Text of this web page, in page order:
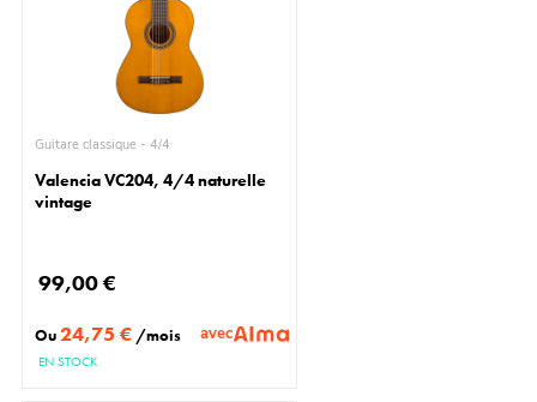
Guitare classique - 4/4
Valencia VC204, 4/4 naturelle
vintage
99,00 €
Ou24,75 € /mois avec
EN STOCK